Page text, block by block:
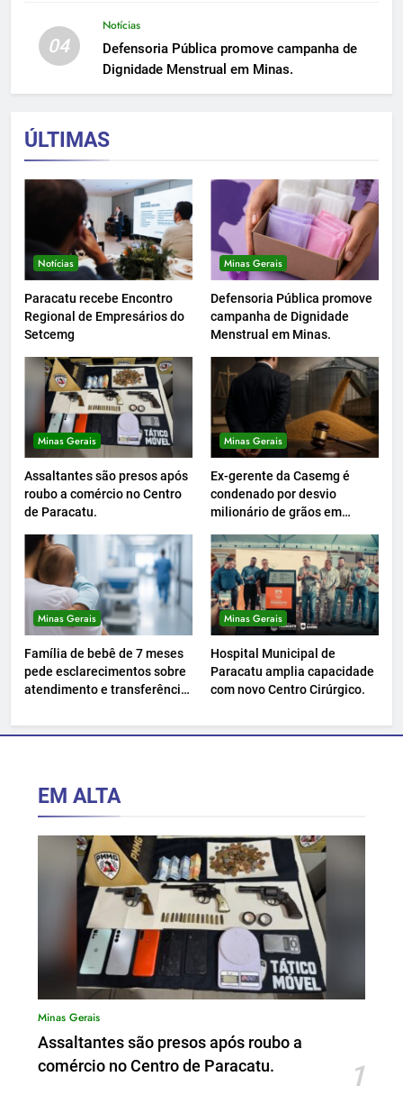
04
Notícias
Defensoria Pública promove campanha de
Dignidade Menstrual em Minas.
ÚLTIMAS
Notícias
Paracatu recebe Encontro
Regional de Empresários do
Setcemg
Minas Gerais
Defensoria Pública promove
campanha de Dignidade
Menstrual em Minas.
Minas Gerais
Assaltantes são presos após
roubo a comércio no Centro
de Paracatu.
Minas Gerais
Ex-gerente da Casemg é
condenado por desvio
milionário de grãos em
Minas Gerais
Família de bebê de 7 meses
pede esclarecimentos sobre
atendimento e transferência
Minas Gerais
Hospital Municipal de
Paracatu amplia capacidade
com novo Centro Cirúrgico.
EM ALTA
Minas Gerais
Assaltantes são presos após roubo a
comércio no Centro de Paracatu.
1